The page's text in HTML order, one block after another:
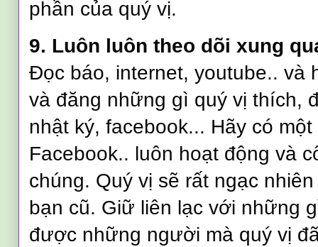
phần của quý vị.
9. Luôn luôn theo dõi xung
Đọc báo, internet, youtube.. và
và đăng những gì quý vị thích,
nhật ký, facebook... Hãy có
Facebook.. luôn hoạt động và
chúng. Quý vị sẽ rất ngạc
bạn cũ. Giữ liên lạc với những
được những người mà quý vị